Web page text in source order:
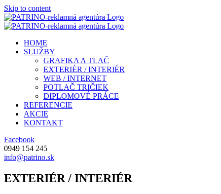
Skip to content
HOME
SLUŽBY
GRAFIKA A TLAČ
EXTERIÉR / INTERIÉR
WEB / INTERNET
POTLAČ TRIČIEK
DIPLOMOVÉ PRÁCE
REFERENCIE
AKCIE
KONTAKT
Facebook
0949 154 245
info@patrino.sk
EXTERIÉR / INTERIÉR